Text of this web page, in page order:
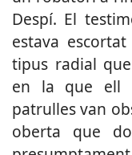
Despí. El
estava
tipus radial
en la que ell
patrulles van
oberta que